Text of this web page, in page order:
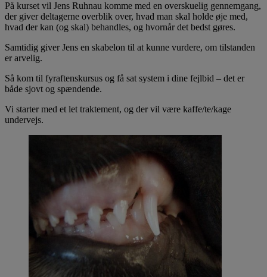
På kurset vil Jens Ruhnau komme med en overskuelig gennemgang,
der giver deltagerne overblik over, hvad man skal holde øje med,
hvad der kan (og skal) behandles, og hvornår det bedst gøres.
Samtidig giver Jens en skabelon til at kunne vurdere, om tilstanden
er arvelig.
Så kom til fyraftenskursus og få sat system i dine fejlbid – det er
både sjovt og spændende.
Vi starter med et let traktement, og der vil være kaffe/te/kage
undervejs.